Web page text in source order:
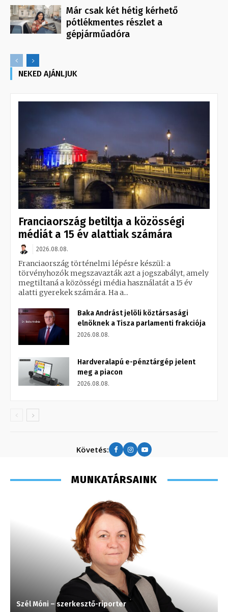
Már csak két hétig kérhető
pótlékmentes részlet a
gépjárműadóra
NEKED AJÁNLJUK
Franciaország betiltja a közösségi
médiát a 15 év alattiak számára
2026.08.08.
Franciaország történelmi lépésre készül: a
törvényhozók megszavazták azt a jogszabályt, amely
megtiltaná a közösségi média használatát a 15 év
alatti gyerekek számára. Ha a...
Baka Andrást jelöli köztársasági
elnöknek a Tisza parlamenti frakciója
2026.08.08.
Hardveralapú e-pénztárgép jelent
meg a piacon
2026.08.08.
Követés:
MUNKATÁRSAINK
Szél Móni – szerkesztő-riporter